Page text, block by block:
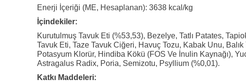
Enerji İçeriği (ME, Hesaplanan): 3638 kcal/kg
İçindekiler:
Kurutulmuş Tavuk Eti (%53,53), Bezelye, Tatlı Patates,
Tavuk Eti, Taze Tavuk Ciğeri, Havuç Tozu, Kabak Unu,
Potasyum Klorür, Hindiba Kökü (FOS Ve İnulin Kaynağı),
Astragalus Radix, Poria, Semizotu, Psyllium (%0,01).
Katkı Maddeleri: